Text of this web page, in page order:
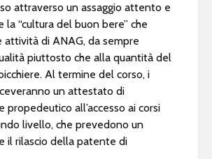
attraverso un assaggio attento e
la “cultura del buon bere” che
attività di ANAG, da sempre
piuttosto che alla quantità del
Al termine del corso, i
un attestato di
propedeutico all’accesso ai corsi
livello, che prevedono un
il rilascio della patente di